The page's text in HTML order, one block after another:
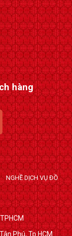
hàng
NGHỀ DỊCH VỤ ĐỒ
Phú, Tp.HCM